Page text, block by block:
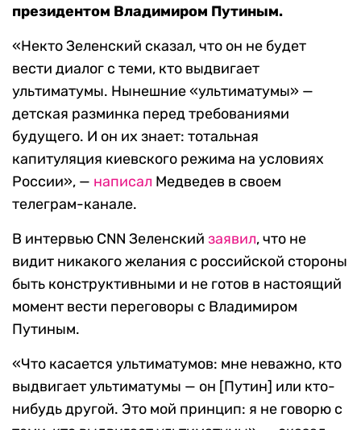
президентом Владимиром Путиным.
«Некто Зеленский сказал, что он не будет
вести диалог с теми, кто выдвигает
ультиматумы. Нынешние «ультиматумы» —
детская разминка перед требованиями
будущего. И он их знает: тотальная
капитуляция киевского режима на условиях
России», — написал Медведев в своем
телеграм-канале.
В интервью CNN Зеленский заявил, что не
видит никакого желания с российской стороны
быть конструктивными и не готов в настоящий
момент вести переговоры с Владимиром
Путиным.
«Что касается ультиматумов: мне неважно, кто
выдвигает ультиматумы — он [Путин] или кто-
нибудь другой. Это мой принцип: я не говорю с